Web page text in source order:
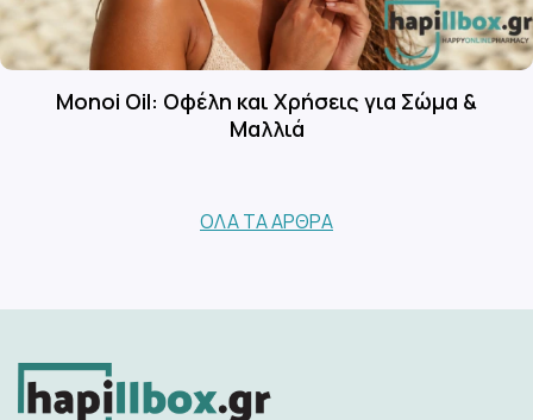
Monoi Oil: Οφέλη και Χρήσεις για Σώμα &
Μαλλιά
ΌΛΑ ΤΑ ΆΡΘΡΑ